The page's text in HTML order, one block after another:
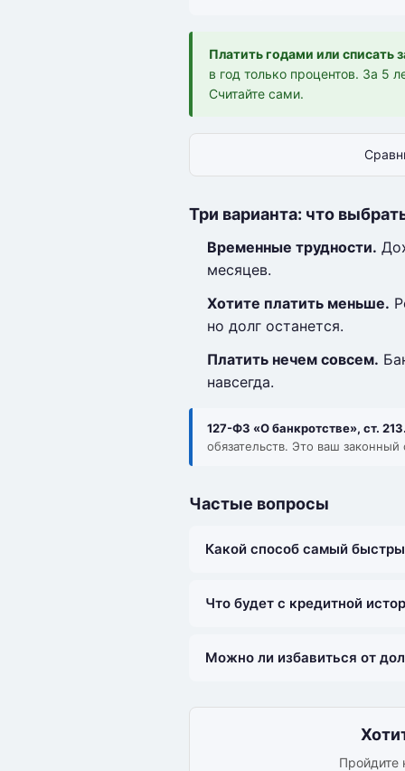
Платить годами или списать
в год только процентов. За 5
Считайте сами.
Три варианта: что
Временные трудности.
месяцев.
Хотите платить меньше.
но долг останется.
Платить нечем совсем.
навсегда.
127-ФЗ «О банкротстве», ст.
обязательств. Это ваш законный
Частые вопросы
Какой способ самый
Что будет с кредитной
Можно ли избавиться от
Пройдите